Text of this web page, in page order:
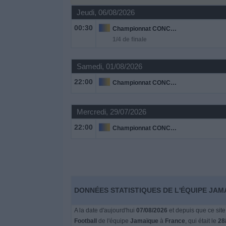
Jeudi, 06/08/2026
00:30
Championnat CONCACAF U20
1/4 de finale
Samedi, 01/08/2026
22:00 Championnat CONCACAF U20
Mercredi, 29/07/2026
22:00 Championnat CONCACAF U20
DONNÉES STATISTIQUES DE L'ÉQUIPE
A la date d'aujourd'hui 07/08/2026 et depuis que ce
Football
de l'équipe Jamaïque à France, qui était le